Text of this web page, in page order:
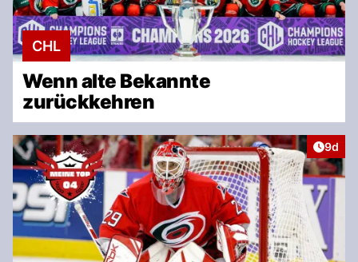
CHL
Wenn alte Bekannte
zurückkehren
9d